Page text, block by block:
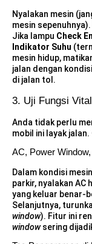
Nyalakan mesin
mesin
Jika lampu Check
Indikator Suhu
mesin hidup,
jalan dengan
di jalan tol.
3. Uji Fungsi
Anda tidak perlu
mobil ini layak
AC, Power
Dalam kondisi
parkir, nyalakan AC
yang keluar benar-
Selanjutnya,
window). Fitur ini
windowsering